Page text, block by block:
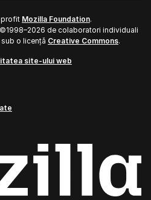
profit Mozilla Foundation.
de colaboratori individuali
o licență Creative Commons.
site-ului web